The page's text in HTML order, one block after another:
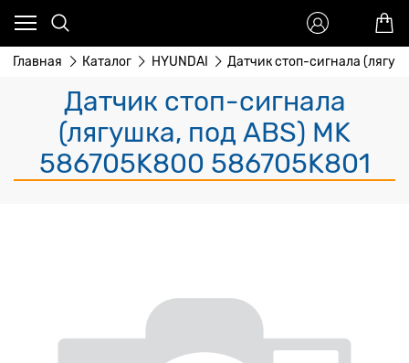
Главная Каталог HYUNDAI Датчик стоп-сигнала
Датчик стоп-сигнала
(лягушка, под ABS) MK
586705K800 586705K801